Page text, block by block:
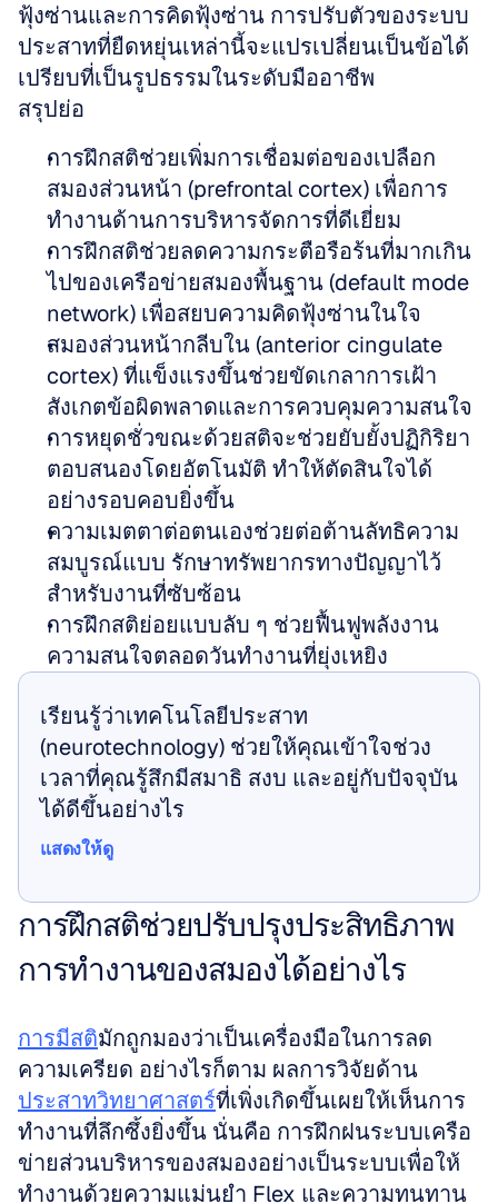
ฟุ้งซ่านและการคิดฟุ้งซ่าน การปรับตัวของระบบ
ประสาทที่ยืดหยุ่นเหล่านี้จะแปรเปลี่ยนเป็นข้อได้
เปรียบที่เป็นรูปธรรมในระดับมืออาชีพ
สรุปย่อ
การฝึกสติช่วยเพิ่มการเชื่อมต่อของเปลือก
สมองส่วนหน้า (prefrontal cortex) เพื่อการ
ทำงานด้านการบริหารจัดการที่ดีเยี่ยม
การฝึกสติช่วยลดความกระตือรือร้นที่มากเกิน
ไปของเครือข่ายสมองพื้นฐาน (default mode
network) เพื่อสยบความคิดฟุ้งซ่านในใจ
สมองส่วนหน้ากลีบใน (anterior cingulate
cortex) ที่แข็งแรงขึ้นช่วยขัดเกลาการเฝ้า
สังเกตข้อผิดพลาดและการควบคุมความสนใจ
การหยุดชั่วขณะด้วยสติจะช่วยยับยั้งปฏิกิริยา
ตอบสนองโดยอัตโนมัติ ทำให้ตัดสินใจได้
อย่างรอบคอบยิ่งขึ้น
ความเมตตาต่อตนเองช่วยต่อต้านลัทธิความ
สมบูรณ์แบบ รักษาทรัพยากรทางปัญญาไว้
สำหรับงานที่ซับซ้อน
การฝึกสติย่อยแบบลับ ๆ ช่วยฟื้นฟูพลังงาน
ความสนใจตลอดวันทำงานที่ยุ่งเหยิง
เรียนรู้ว่าเทคโนโลยีประสาท
(neurotechnology) ช่วยให้คุณเข้าใจช่วง
เวลาที่คุณรู้สึกมีสมาธิ สงบ และอยู่กับปัจจุบัน
ได้ดีขึ้นอย่างไร
แสดงให้ดู
การฝึกสติช่วยปรับปรุงประสิทธิภาพ
การทำงานของสมองได้อย่างไร
การมีสติมักถูกมองว่าเป็นเครื่องมือในการลด
ความเครียด อย่างไรก็ตาม ผลการวิจัยด้าน
ประสาทวิทยาศาสตร์ที่เพิ่งเกิดขึ้นเผยให้เห็นการ
ทำงานที่ลึกซึ้งยิ่งขึ้น นั่นคือ การฝึกฝนระบบเครือ
ข่ายส่วนบริหารของสมองอย่างเป็นระบบเพื่อให้
ทำงานด้วยความแม่นยำ Flex และความทนทาน